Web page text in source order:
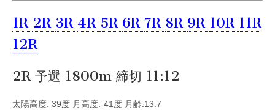
1R 2R 3R 4R 5R 6R 7R 8R 9R 10R 11R
12R
2R 予選 1800m 締切 11:12
太陽高度: 39度 月高度:-41度 月齢:13.7